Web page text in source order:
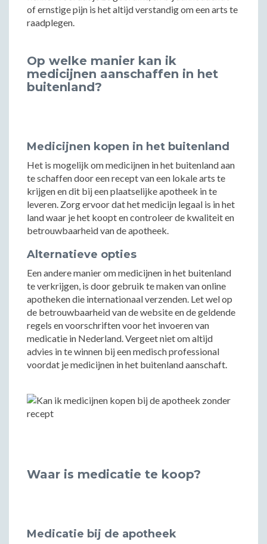
of ernstige pijn is het altijd verstandig om een arts te
raadplegen.
Op welke manier kan ik
medicijnen aanschaffen in het
buitenland?
Medicijnen kopen in het buitenland
Het is mogelijk om medicijnen in het buitenland aan
te schaffen door een recept van een lokale arts te
krijgen en dit bij een plaatselijke apotheek in te
leveren. Zorg ervoor dat het medicijn legaal is in het
land waar je het koopt en controleer de kwaliteit en
betrouwbaarheid van de apotheek.
Alternatieve opties
Een andere manier om medicijnen in het buitenland
te verkrijgen, is door gebruik te maken van online
apotheken die internationaal verzenden. Let wel op
de betrouwbaarheid van de website en de geldende
regels en voorschriften voor het invoeren van
medicatie in Nederland. Vergeet niet om altijd
advies in te winnen bij een medisch professional
voordat je medicijnen in het buitenland aanschaft.
Waar is medicatie te koop?
Medicatie bij de apotheek